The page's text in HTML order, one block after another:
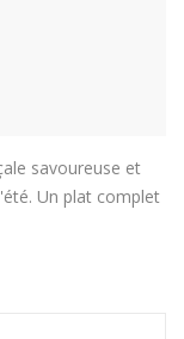
savoureuse et
Un plat complet